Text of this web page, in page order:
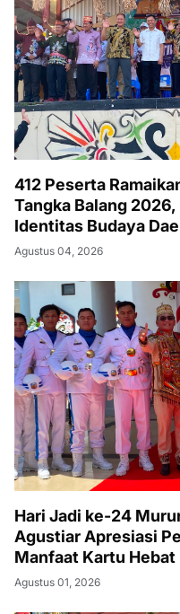
412 Peserta
Tangka Balang
Identitas Budaya
Agustus 04, 2026
Hari Jadi ke-24
Agustiar Apresiasi
Manfaat Kartu Hebat
Agustus 01, 2026